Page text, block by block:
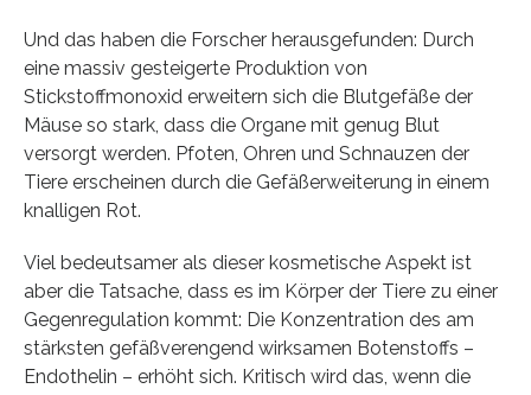
Und das haben die Forscher herausgefunden: Durch
eine massiv gesteigerte Produktion von
Stickstoffmonoxid erweitern sich die Blutgefäße der
Mäuse so stark, dass die Organe mit genug Blut
versorgt werden. Pfoten, Ohren und Schnauzen der
Tiere erscheinen durch die Gefäßerweiterung in einem
knalligen Rot.
Viel bedeutsamer als dieser kosmetische Aspekt ist
aber die Tatsache, dass es im Körper der Tiere zu einer
Gegenregulation kommt: Die Konzentration des am
stärksten gefäßverengend wirksamen Botenstoffs –
Endothelin – erhöht sich. Kritisch wird das, wenn die